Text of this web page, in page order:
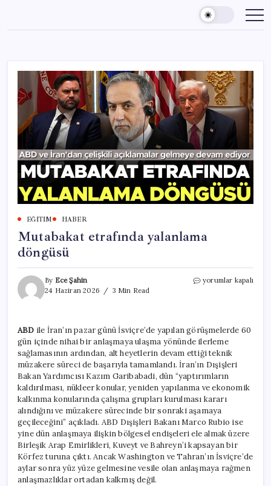
content
EĞITIM HABER
Mutabakat etrafında yalanlama
döngüsü
By Ece Şahin
24 Haziran 2026
3 Min Read
Mutabakat
yorumlar kapalı
ABD ile İran’ın pazar günü İsviçre’de yapılan görüşmelerde 60
gün içinde nihai bir anlaşmaya ulaşma yönünde ilerleme
sağlamasının ardından, alt heyetlerin devam ettiği teknik
müzakere süreci de başarıyla tamamlandı. İran’ın Dışişleri
Bakan Yardımcısı Kazım Garibabadi, dün “yaptırımların
kaldırılması, nükleer konular, yeniden yapılanma ve ekonomik
kalkınma konularında çalışma grupları kurulması kararı
alındığını ve müzakere sürecinde bir sonraki aşamaya
geçileceğini” açıkladı. ABD Dışişleri Bakanı Marco Rubio ise
yine dün anlaşmaya ilişkin bölgesel endişeleri ele almak üzere
Birleşik Arap Emirlikleri, Kuveyt ve Bahreyn’i kapsayan bir
Körfez turuna çıktı. Ancak Washington ve Tahran’ın İsviçre’de
aylar sonra yüz yüze gelmesine vesile olan anlaşmaya rağmen
anlaşmazlıklar ortadan kalkmış değil.